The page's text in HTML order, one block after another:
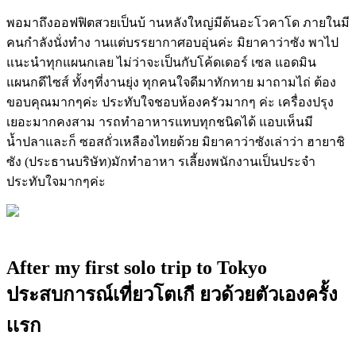
พอมาถึงออฟฟิตสวยเป็นบ้ านหลังใหญ่มีต้นอะโวคาโด ภายในมี
คนกำลังนั่งทำง านแต่บรรยากาศอบอุ่นค่ะ มิยาคาว่าซัง พาไป
แนะนำทุกแผนกเลย ไม่ว่าจะเป็นกับโค้ดเดอร์ เซล แอดมิน
แผนกดีไซส์ ทั้งๆที่งานยุ่ง ทุกคนใจดีมาทักทาย มาถามไถ่ ต้อง
ขอบคุณมากๆค่ะ ประทับใจชอบห้องครัวมากๆ ค่ะ เครื่องปรุง
เยอะมากคงสาม ารถทำอาหารแทบทุกชนิดได้ แอบเห็นมี
น้ำปลาและก็ ซอสถั่วเหลืองไทยด้วย มิยาคาว่าซังเล่าว่า ฮายาชิ
ซัง (ประธานบริษัท)มักทำอาหา รเลี้ยงพนักงานเป็นประจำ
ประทับใจมากๆค่ะ
After my first solo trip to Tokyo
ประสบการณ์เที่ยวโตเกี ยวด้วยตัวเองครั้ง
เเรก